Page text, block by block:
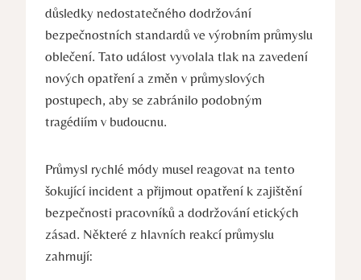
důsledky nedostatečného dodržování
bezpečnostních standardů ve výrobním průmyslu
oblečení. Tato událost vyvolala tlak na zavedení
nových opatření a změn v průmyslových
postupech, aby se zabránilo podobným
tragédiím v budoucnu.
Průmysl rychlé módy musel reagovat na tento
šokující incident a přijmout opatření k zajištění
bezpečnosti pracovníků a dodržování etických
zásad. Některé z hlavních reakcí průmyslu
zahrnují: